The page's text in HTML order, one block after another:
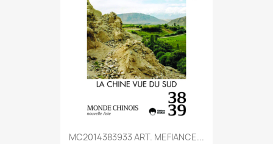
MC2014383933 ART. MEFIANCE...